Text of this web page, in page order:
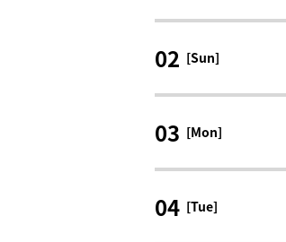
02 [Sun]
03 [Mon]
04 [Tue]